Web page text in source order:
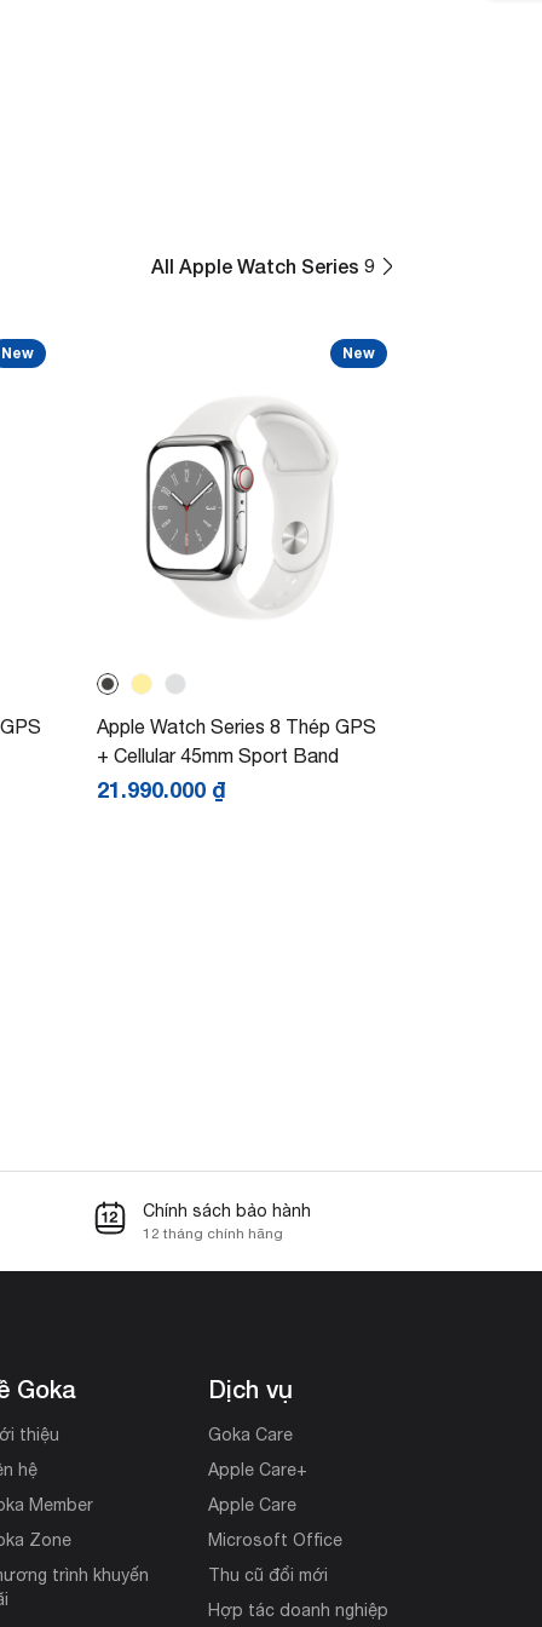
All Apple Watch Series 9
New New
Apple Watch Series 8 Thép GPS
+ Cellular 45mm Sport Band
21.990.000 ₫
Chính sách bảo hành
12 tháng chính hãng
Goka
thiệu
hệ
Member
Zone
trình khuyến
Dịch vụ
Goka Care
Apple Care+
Apple Care
Microsoft Office
Thu cũ đổi mới
Hợp tác doanh nghiệp